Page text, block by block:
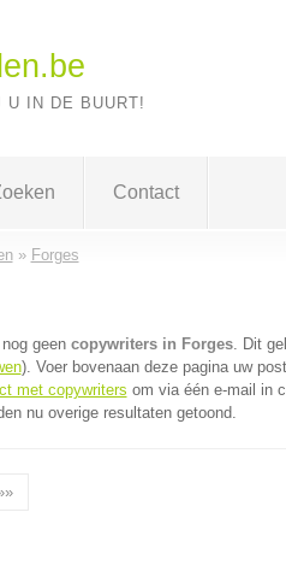
U IN DE BUURT!
Contact
» Forges
geen copywriters in Forges. Dit
). Voer bovenaan deze pagina uw
met copywriters om via één e-mail in
nu overige resultaten getoond.